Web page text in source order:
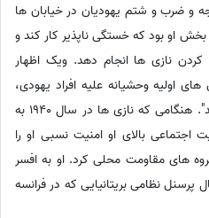
ضرب و شتم یهودیان در خیابان ها
او بود که خستگی ناپذیر کار کند و
نازی ها انجام دهد. ویک اظهار
اولیه وحشیانه علیه افراد یهودی،
"تنفر من از نازی ها بسیار عمیق شد". هنگامی که نازی ها در سال 1940 به
اجتماعی بالای او امنیت نسبی او را
های مقاومت محلی کرد. او به افسر
پرسنل نظامی بریتانیایی که در فرانسه